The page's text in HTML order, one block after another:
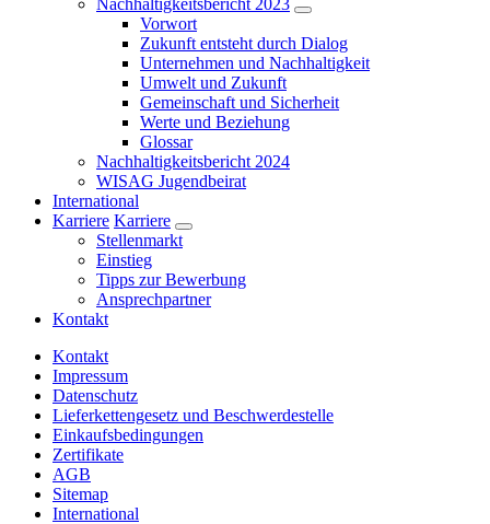
Nachhaltigkeitsbericht 2023
Vorwort
Zukunft entsteht durch Dialog
Unternehmen und Nachhaltigkeit
Umwelt und Zukunft
Gemeinschaft und Sicherheit
Werte und Beziehung
Glossar
Nachhaltigkeitsbericht 2024
WISAG Jugendbeirat
International
Karriere Karriere
Stellenmarkt
Einstieg
Tipps zur Bewerbung
Ansprechpartner
Kontakt
Kontakt
Impressum
Datenschutz
Lieferkettengesetz und Beschwerdestelle
Einkaufsbedingungen
Zertifikate
AGB
Sitemap
International